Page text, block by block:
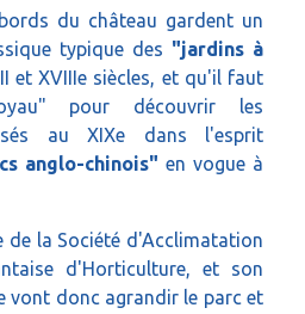
du château gardent un
typique des "jardins à
et XVIIIe siècles, et qu'il faut
pour découvrir les
au XIXe dans l'esprit
anglo-chinois" en vogue à
de la Société d'Acclimatation
d'Horticulture, et son
vont donc agrandir le parc et